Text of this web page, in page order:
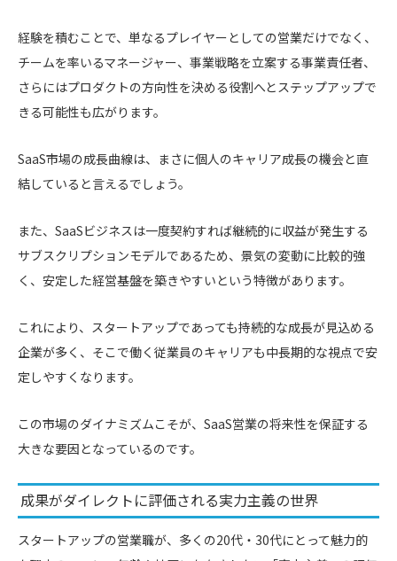
経験を積むことで、単なるプレイヤーとしての営業だけでなく、
チームを率いるマネージャー、事業戦略を立案する事業責任者、
さらにはプロダクトの方向性を決める役割へとステップアップで
きる可能性も広がります。
SaaS市場の成長曲線は、まさに個人のキャリア成長の機会と直
結していると言えるでしょう。
また、SaaSビジネスは一度契約すれば継続的に収益が発生する
サブスクリプションモデルであるため、景気の変動に比較的強
く、安定した経営基盤を築きやすいという特徴があります。
これにより、スタートアップであっても持続的な成長が見込める
企業が多く、そこで働く従業員のキャリアも中長期的な視点で安
定しやすくなります。
この市場のダイナミズムこそが、SaaS営業の将来性を保証する
大きな要因となっているのです。
成果がダイレクトに評価される実力主義の世界
スタートアップの営業職が、多くの20代・30代にとって魅力的